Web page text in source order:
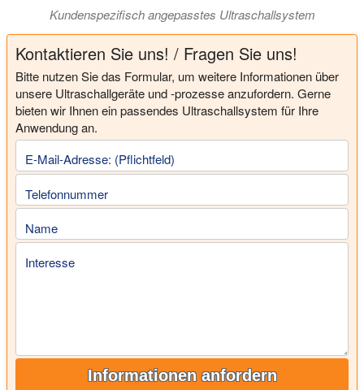
Kundenspezifisch angepasstes Ultraschallsystem
Kontaktieren Sie uns! / Fragen Sie uns!
Bitte nutzen Sie das Formular, um weitere Informationen über
unsere Ultraschallgeräte und -prozesse anzufordern. Gerne
bieten wir Ihnen ein passendes Ultraschallsystem für Ihre
Anwendung an.
E-Mail-Adresse: (Pflichtfeld)
Telefonnummer
Name
Interesse
Informationen anfordern